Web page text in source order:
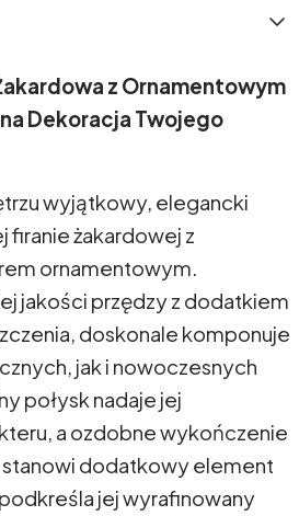
z Ornamentowym
Dekoracja Twojego
wyjątkowy, elegancki
firanie żakardowej z
ornamentowym.
jakości przędzy z dodatkiem
doskonale komponuje
jak i nowoczesnych
połysk nadaje jej
a ozdobne wykończenie
dodatkowy element
jej wyrafinowany